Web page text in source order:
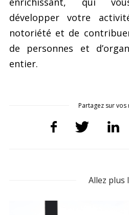
développer votre
notoriété et de
de personnes et
entier.
Partagez sur vos
Allez plus